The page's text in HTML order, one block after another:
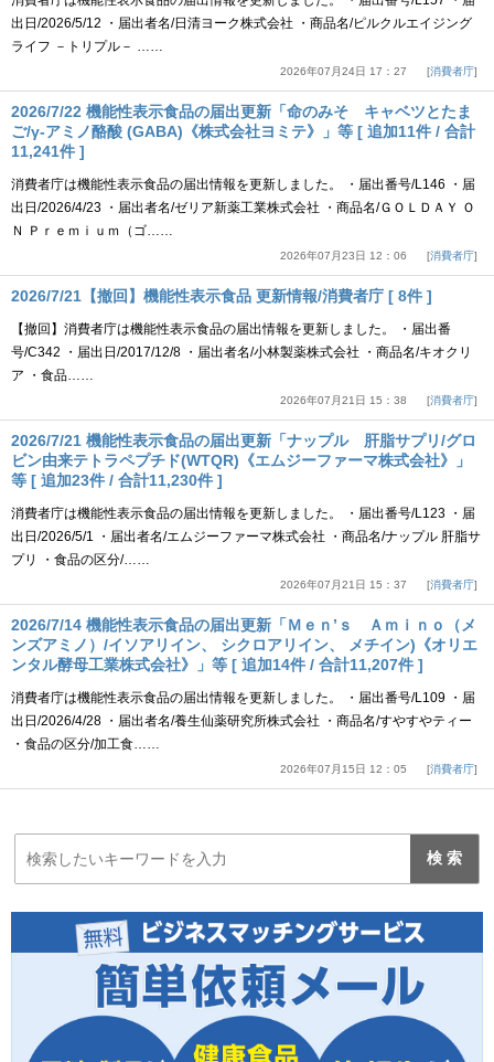
出日/2026/5/12 ・届出者名/日清ヨーク株式会社 ・商品名/ピルクルエイジング
ライフ －トリプル－ ……
2026年07月24日 17：27 消費者庁
2026/7/22 機能性表示食品の届出更新「命のみそ キャベツとたま
ご/γ-アミノ酪酸 (GABA)《株式会社ヨミテ》」等 [ 追加11件 / 合計
11,241件 ]
消費者庁は機能性表示食品の届出情報を更新しました。 ・届出番号/L146 ・届
出日/2026/4/23 ・届出者名/ゼリア新薬工業株式会社 ・商品名/ＧＯＬＤＡＹ Ｏ
Ｎ Ｐｒｅｍｉｕｍ（ゴ……
2026年07月23日 12：06 消費者庁
2026/7/21【撤回】機能性表示食品 更新情報/消費者庁 [ 8件 ]
【撤回】消費者庁は機能性表示食品の届出情報を更新しました。 ・届出番
号/C342 ・届出日/2017/12/8 ・届出者名/小林製薬株式会社 ・商品名/キオクリ
ア ・食品……
2026年07月21日 15：38 消費者庁
2026/7/21 機能性表示食品の届出更新「ナップル 肝脂サプリ/グロ
ビン由来テトラペプチド(WTQR)《エムジーファーマ株式会社》」
等 [ 追加23件 / 合計11,230件 ]
消費者庁は機能性表示食品の届出情報を更新しました。 ・届出番号/L123 ・届
出日/2026/5/1 ・届出者名/エムジーファーマ株式会社 ・商品名/ナップル 肝脂サ
プリ ・食品の区分/……
2026年07月21日 15：37 消費者庁
2026/7/14 機能性表示食品の届出更新「Ｍｅｎ’ｓ Ａｍｉｎｏ（メ
ンズアミノ）/イソアリイン、 シクロアリイン、 メチイン)《オリエ
ンタル酵母工業株式会社》」等 [ 追加14件 / 合計11,207件 ]
消費者庁は機能性表示食品の届出情報を更新しました。 ・届出番号/L109 ・届
出日/2026/4/28 ・届出者名/養生仙薬研究所株式会社 ・商品名/すやすやティー
・食品の区分/加工食……
2026年07月15日 12：05 消費者庁